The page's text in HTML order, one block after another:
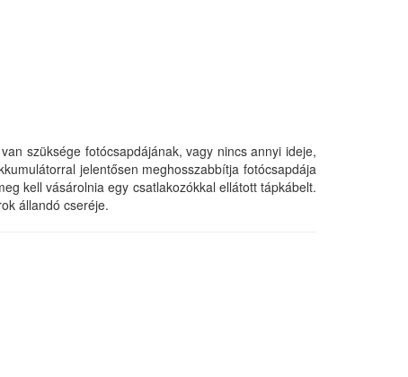
szüksége fotócsapdájának, vagy nincs annyi ideje,
jelentősen meghosszabbítja fotócsapdája
kell vásárolnia egy csatlakozókkal ellátott tápkábelt.
állandó cseréje.